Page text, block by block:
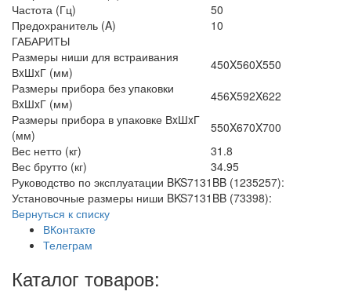
Частота (Гц)
50
Предохранитель (A)
10
ГАБАРИТЫ
Размеры ниши для встраивания
ВxШxГ (мм)
450X560X550
Размеры прибора без упаковки
ВxШxГ (мм)
456X592X622
Размеры прибора в упаковке ВxШxГ
(мм)
550X670X700
Вес нетто (кг)
31.8
Вес брутто (кг)
34.95
Руководство по эксплуатации BKS7131BB (1235257):
Установочные размеры ниши BKS7131BB (73398):
Вернуться к списку
ВКонтакте
Телеграм
Каталог товаров: